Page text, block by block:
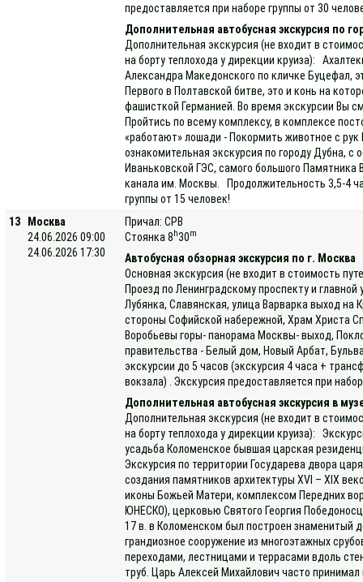
предоставляется при наборе группы от 30
Дополнительная автобусная экскурсия по
Дополнительная экскурсия (не входит в
на борту теплохода у дирекции круиза):
Александра Македонского по кличке Буцефал,
Первого в Полтавской битве, это и конь на
фашисткой Германией. Во время экскурсии Вы
Пройтись по всему комплексу, в комплексе
«работают» лошади - Покормить животное с
ознакомительная экскурсия по городу Дубна,
Иваньковской ГЭС, самого большого Памятника
канала им. Москвы. Продолжительность 3,5-4
группы от 15 человек!
13
Москва
24.06.2026 09:00
24.06.2026 17:30
Причал: СРВ
Стоянка 8 h30m
Автобусная обзорная экскурсия по г. Москва
Основная экскурсия (не входит в стоимость
Проезд по Ленинградскому проспекту и
Лубянка, Славянская, улица Варварка выход
стороны Софийской набережной, Храм Христа
Воробьевы горы- панорама Москвы- выход,
правительства - Белый дом, Новый Арбат,
экскурсии до 5 часов (экскурсия 4 часа +
вокзала) . Экскурсия предоставляется при
Дополнительная автобусная экскурсия в
Дополнительная экскурсия (не входит в
на борту теплохода у дирекции круиза):
усадьба Коломенское бывшая царская
Экскурсия по территории Государева двора
создания памятников архитектуры ХVI – ХIX
иконы Божьей Матери, комплексом Передних
ЮНЕСКО), церковью Святого Георгия
17 в. в Коломенском был построен знаменитый
грандиозное сооружение из многоэтажных
переходами, лестницами и террасами вдоль
труб. Царь Алексей Михайлович часто